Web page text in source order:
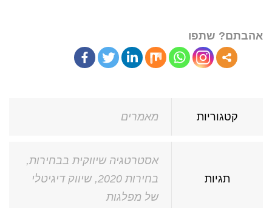
אהבתם? שתפו
קטגוריות מאמרים
תגיות
אסטרטגיה שיווקית בבחירות,
בחירות 2020
,שיווק דיגיטלי
של מפלגות